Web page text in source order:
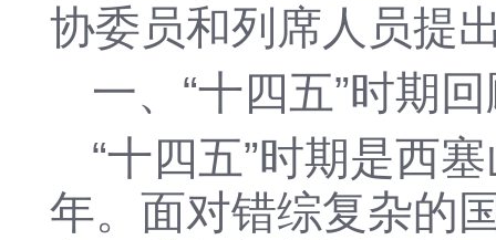
协委员和列席人员提
一、 “十四五”时期
“十四五”时期是西
年。 面对错综复杂的